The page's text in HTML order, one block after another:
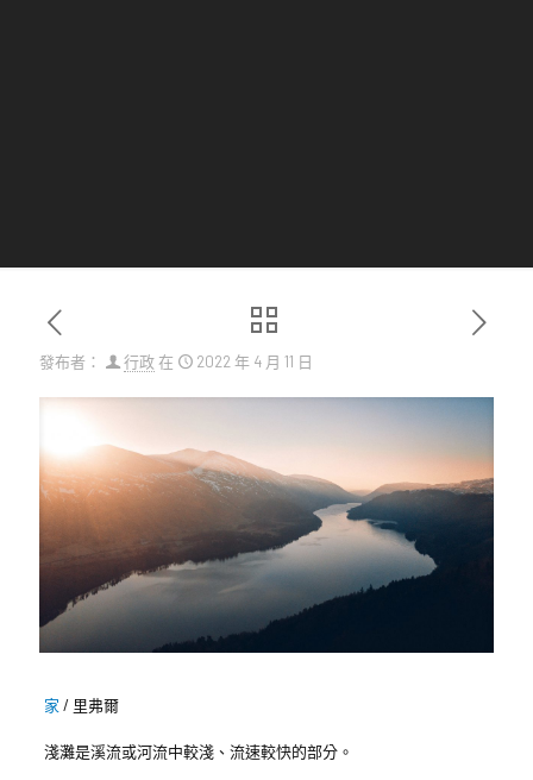
發布者： 行政在 2022 年 4 月 11 日
家 / 里弗爾
淺灘是溪流或河流中較淺、流速較快的部分。